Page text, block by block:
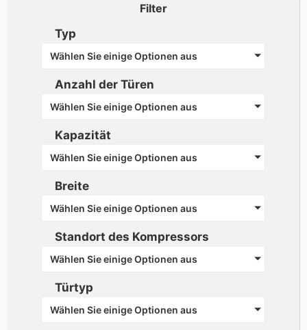
Filter
Typ
Wählen Sie einige Optionen aus
Anzahl der Türen
Wählen Sie einige Optionen aus
Kapazität
Wählen Sie einige Optionen aus
Breite
Wählen Sie einige Optionen aus
Standort des Kompressors
Wählen Sie einige Optionen aus
Türtyp
Wählen Sie einige Optionen aus